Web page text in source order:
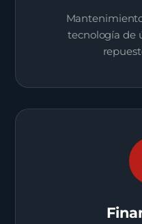
tecnología de